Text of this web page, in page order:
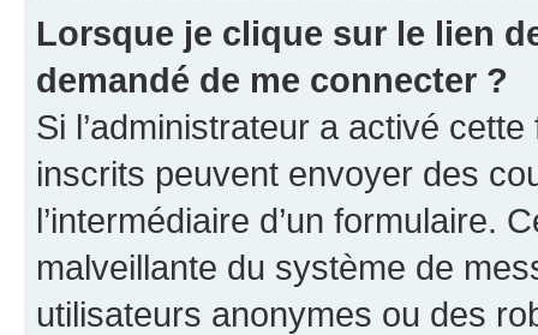
Lorsque je clique sur le lien
demandé de me connecter ?
Si l’administrateur a activé
inscrits peuvent envoyer des
l’intermédiaire d’un formulaire.
malveillante du système de
utilisateurs anonymes ou des